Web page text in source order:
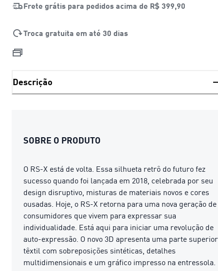
Frete grátis para pedidos acima de R$ 399,90
Troca gratuita em até 30 dias
Descrição
SOBRE O PRODUTO
O RS-X está de volta. Essa silhueta retrô do futuro fez
sucesso quando foi lançada em 2018, celebrada por seu
design disruptivo, misturas de materiais novos e cores
ousadas. Hoje, o RS-X retorna para uma nova geração de
consumidores que vivem para expressar sua
individualidade. Está aqui para iniciar uma revolução de
auto-expressão. O novo 3D apresenta uma parte superior
têxtil com sobreposições sintéticas, detalhes
multidimensionais e um gráfico impresso na entressola.